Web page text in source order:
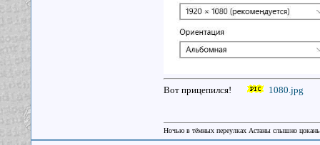
Вот прицепился! 1080.jpg
Ночью в тёмных переулках Астаны слышно